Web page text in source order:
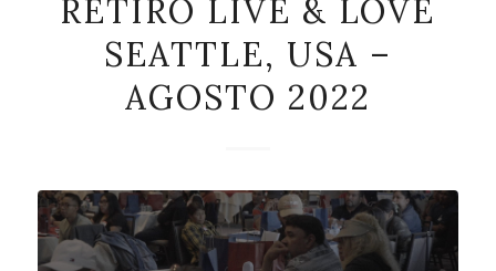
RETIRO LIVE & LOVE
SEATTLE, USA –
AGOSTO 2022